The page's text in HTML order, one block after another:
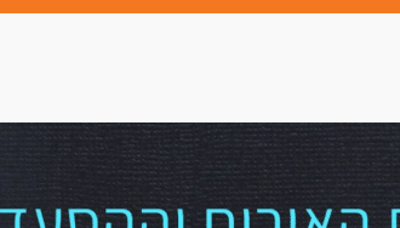
סיגי